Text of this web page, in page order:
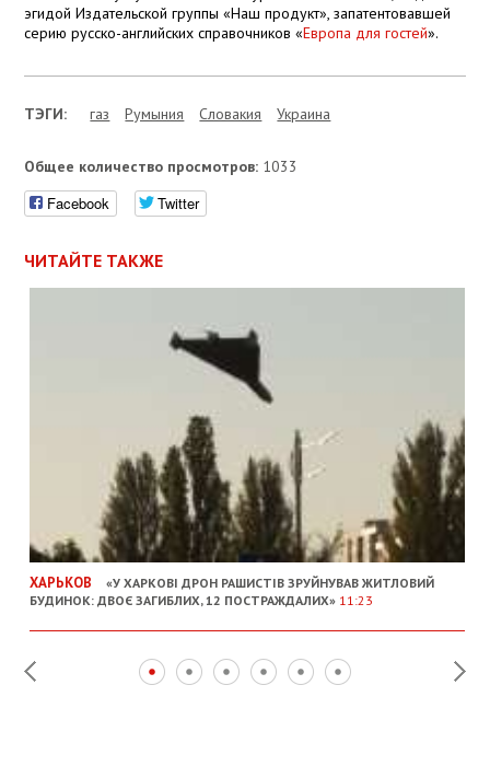
эгидой Издательской группы «Наш продукт», запатентовавшей
серию русско-английских справочников «Европа для гостей».
ТЭГИ: газ Румыния Словакия Украина
Общее количество просмотров: 1033
Facebook Twitter
ЧИТАЙТЕ ТАКЖЕ
ХАРЬКОВ
«У ХАРКОВІ ДРОН РАШИСТІВ ЗРУЙНУВАВ ЖИТЛОВИЙ
БУДИНОК: ДВОЄ ЗАГИБЛИХ, 12 ПОСТРАЖДАЛИХ» 11:23